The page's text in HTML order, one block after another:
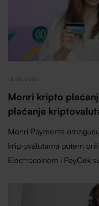
15.06.2026
Monri kripto
plaćanje
Monri Payments
kriptovalutama putem
Electrocoinom i PayCek